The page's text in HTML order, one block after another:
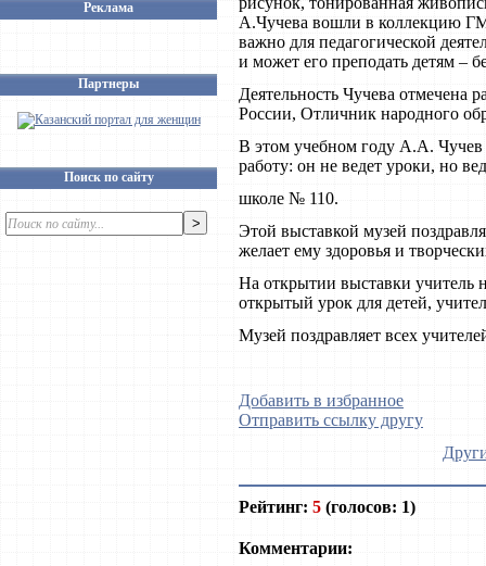
Реклама
Партнеры
Поиск по сайту
А.Чучева вошли в коллекцию
важно для педагогической
и может его преподать детям –
Деятельность Чучева отмечена
России, Отличник народного
В этом учебном году А.А. Чучев
работу: он не ведет уроки, но
школе № 110.
Этой выставкой музей
желает ему здоровья и
На открытии выставки учитель
открытый урок для детей,
Музей поздравляет всех
Добавить в избранное
Отправить ссылку другу
Рейтинг: 5 (голосов: 1)
Комментарии: